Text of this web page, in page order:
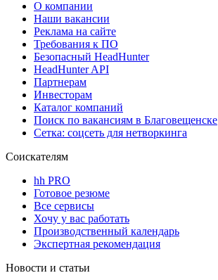
О компании
Наши вакансии
Реклама на сайте
Требования к ПО
Безопасный HeadHunter
HeadHunter API
Партнерам
Инвесторам
Каталог компаний
Поиск по вакансиям в Благовещенске
Сетка: соцсеть для нетворкинга
Соискателям
hh PRO
Готовое резюме
Все сервисы
Хочу у вас работать
Производственный календарь
Экспертная рекомендация
Новости и статьи